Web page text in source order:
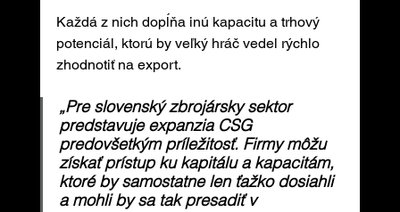
Každá z nich dopĺňa inú kapacitu a trhový
potenciál, ktorú by veľký hráč vedel rýchlo
zhodnotiť na export.
„Pre slovenský zbrojársky sektor
predstavuje expanzia CSG
predovšetkým príležitosť. Firmy môžu
získať prístup ku kapitálu a kapacitám,
ktoré by samostatne len ťažko dosiahli
a mohli by sa tak presadiť v